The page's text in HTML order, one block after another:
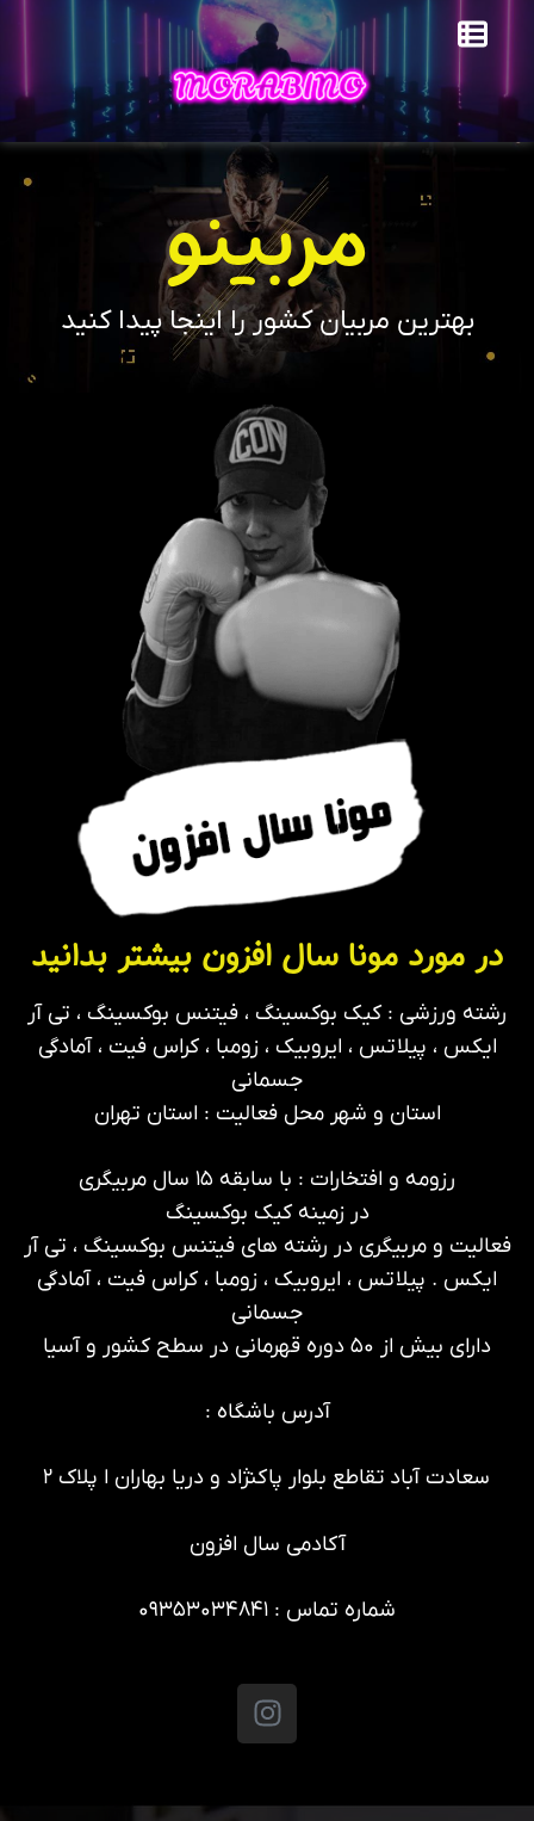
مربینو
بهترین مربیان کشور را اینجا پیدا کنید
در مورد مونا سال افزون بیشتر بدانید
رشته ورزشی : کیک بوکسینگ ، فیتنس بوکسینگ ، تی آر
ایکس ، پیلاتس ، ایروبیک ، زومبا ، کراس فیت ، آمادگی
جسمانی
استان و شهر محل فعالیت : استان تهران
رزومه و افتخارات : با سابقه ۱۵ سال مربیگری
در زمینه کیک بوکسینگ
فعالیت و مربیگری در رشته های فیتنس بوکسینگ ، تی آر
ایکس . پیلاتس ، ایروبیک ، زومبا ، کراس فیت ، آمادگی
جسمانی
دارای بیش از ۵۰ دوره قهرمانی در سطح کشور و آسیا
آدرس باشگاه :
سعادت آباد تقاطع بلوار پاکنژاد و دریا بهاران ا پلاک ۲
آکادمی سال افزون
شماره تماس : ۰۹۳۵۳۰۳۴۸۴۱